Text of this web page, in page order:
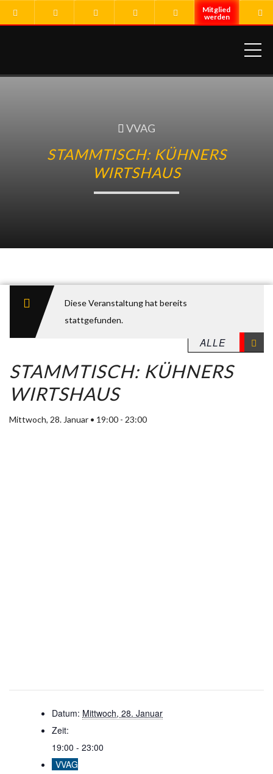
VVAG
STAMMTISCH: KÜHNERS
WIRTSHAUS
Diese Veranstaltung hat bereits
stattgefunden.
STAMMTISCH: KÜHNERS
WIRTSHAUS
Mittwoch, 28. Januar • 19:00 - 23:00
Datum: Mittwoch, 28. Januar
Zeit:
19:00 - 23:00
VVAG